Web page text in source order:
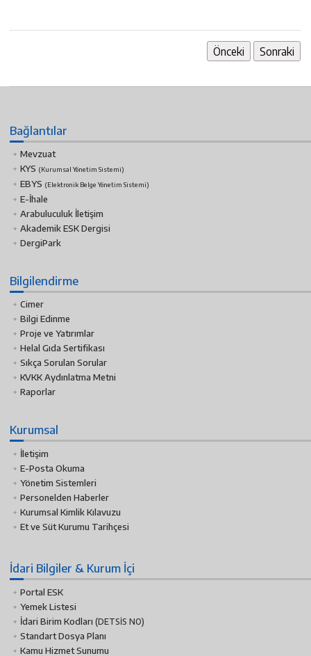
Önceki Sonraki
Bağlantılar
Mevzuat
KYS (Kurumsal Yönetim Sistemi)
EBYS (Elektronik Belge Yönetim Sistemi)
E-İhale
Arabuluculuk İletişim
Akademik ESK Dergisi
DergiPark
Bilgilendirme
Cimer
Bilgi Edinme
Proje ve Yatırımlar
Helal Gıda Sertifikası
Sıkça Sorulan Sorular
KVKK Aydınlatma Metni
Raporlar
Kurumsal
İletişim
E-Posta Okuma
Yönetim Sistemleri
Personelden Haberler
Kurumsal Kimlik Kılavuzu
Et ve Süt Kurumu Tarihçesi
İdari Bilgiler & Kurum İçi
Portal ESK
Yemek Listesi
İdari Birim Kodları (DETSİS NO)
Standart Dosya Planı
Kamu Hizmet Sunumu